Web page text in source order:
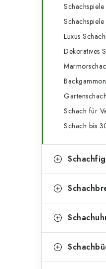
Luxus
Dekoratives
Gartenschach
Schach für
Schach bis